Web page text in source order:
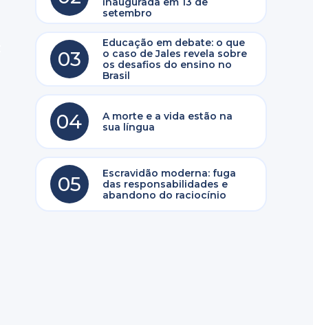
setembro
03
Educação em debate: o que
o caso de Jales revela sobre
os desafios do ensino no
Brasil
04
A morte e a vida estão na
sua língua
05
Escravidão moderna: fuga
das responsabilidades e
abandono do raciocínio